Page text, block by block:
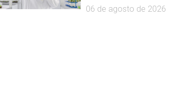
06 de agosto de 2026